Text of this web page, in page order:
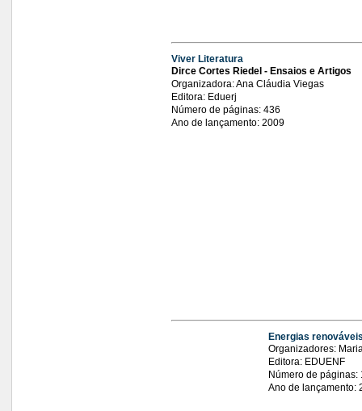
Viver Literatura
Dirce Cortes Riedel - Ensaios e Artigos
Organizadora: Ana Cláudia Viegas
Editora: Eduerj
Número de páginas: 436
Ano de lançamento: 2009
Energias
Organizadores:
Editora: EDUENF
Número de páginas:
Ano de lançamento: